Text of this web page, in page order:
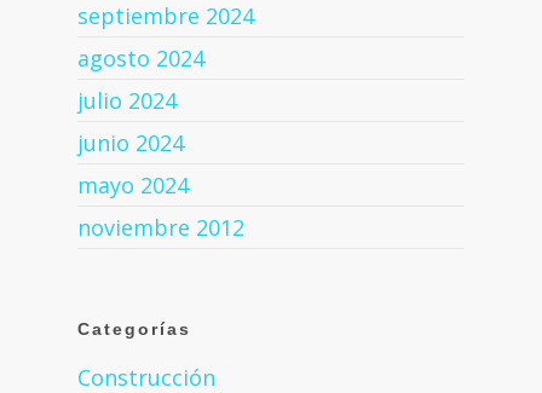
septiembre 2024
agosto 2024
julio 2024
junio 2024
mayo 2024
noviembre 2012
Categorías
Construcción